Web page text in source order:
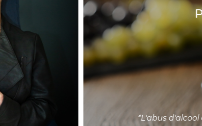
LANTHENAY
ET-CHER (41)
– Rosés – Pétillants
indépendant
avec modération